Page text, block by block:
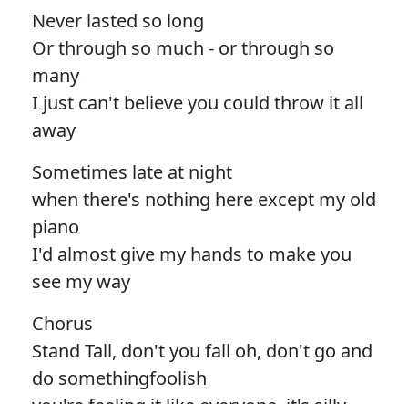
Never lasted so long
Or through so much - or through so
many
I just can't believe you could throw it all
away
Sometimes late at night
when there's nothing here except my old
piano
I'd almost give my hands to make you
see my way
Chorus
Stand Tall, don't you fall oh, don't go and
do somethingfoolish